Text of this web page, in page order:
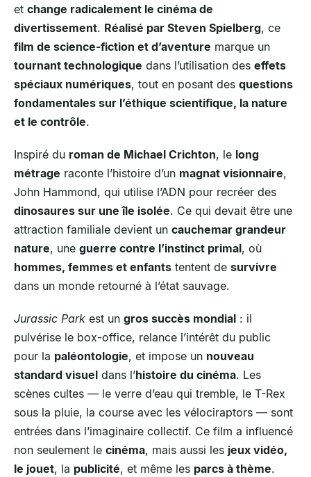
et change radicalement le cinéma de
divertissement. Réalisé par Steven Spielberg, ce
film de science-fiction et d’aventure marque un
tournant technologique dans l’utilisation des effets
spéciaux numériques, tout en posant des questions
fondamentales sur l’éthique scientifique, la nature
et le contrôle.
Inspiré du roman de Michael Crichton, le long
métrage raconte l’histoire d’un magnat visionnaire,
John Hammond, qui utilise l’ADN pour recréer des
dinosaures sur une île isolée. Ce qui devait être une
attraction familiale devient un cauchemar grandeur
nature, une guerre contre l’instinct primal, où
hommes, femmes et enfants tentent de survivre
dans un monde retourné à l’état sauvage.
Jurassic Park est un gros succès mondial : il
pulvérise le box-office, relance l’intérêt du public
pour la paléontologie, et impose un nouveau
standard visuel dans l’histoire du cinéma. Les
scènes cultes — le verre d’eau qui tremble, le T-Rex
sous la pluie, la course avec les vélociraptors — sont
entrées dans l’imaginaire collectif. Ce film a influencé
non seulement le cinéma, mais aussi les jeux vidéo,
le jouet, la publicité, et même les parcs à thème.